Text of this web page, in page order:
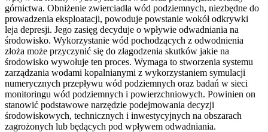
górnictwa. Obniżenie zwierciadła wód podziemnych, niezbędne do
prowadzenia eksploatacji, powoduje powstanie wokół odkrywki
leja depresji. Jego zasięg decyduje o wpływie odwadniania na
środowisko. Wykorzystanie wód pochodzących z odwodnienia
złoża może przyczynić się do złagodzenia skutków jakie na
środowisko wywołuje ten proces. Wymaga to stworzenia systemu
zarządzania wodami kopalnianymi z wykorzystaniem symulacji
numerycznych przepływu wód podziemnych oraz badań w sieci
monitoringu wód podziemnych i powierzchniowych. Powinien on
stanowić podstawowe narzędzie podejmowania decyzji
środowiskowych, technicznych i inwestycyjnych na obszarach
zagrożonych lub będących pod wpływem odwadniania.